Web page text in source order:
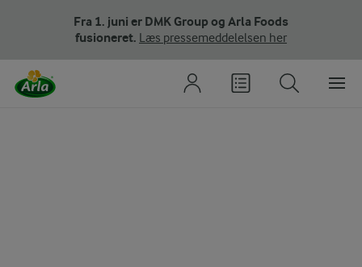
Fra 1. juni er DMK Group og Arla Foods
fusioneret. Læs pressemeddelelsen her